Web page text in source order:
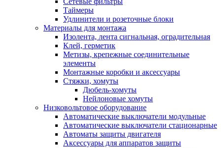
Таймеры
Удлинители и розеточные блоки
Материалы для монтажа
Изолента, лента сигнальная, оградительная
Клей, герметик
Метизы, крепежные соединительные
элементы
Монтажные коробки и аксессуары
Стяжки, хомуты
Дюбель-хомуты
Нейлоновые хомуты
Низковольтовое оборудование
Автоматические выключатели модульные
Автоматические выключатели стационарные
Автоматы защиты двигателя
Аксессуары для аппаратов защиты